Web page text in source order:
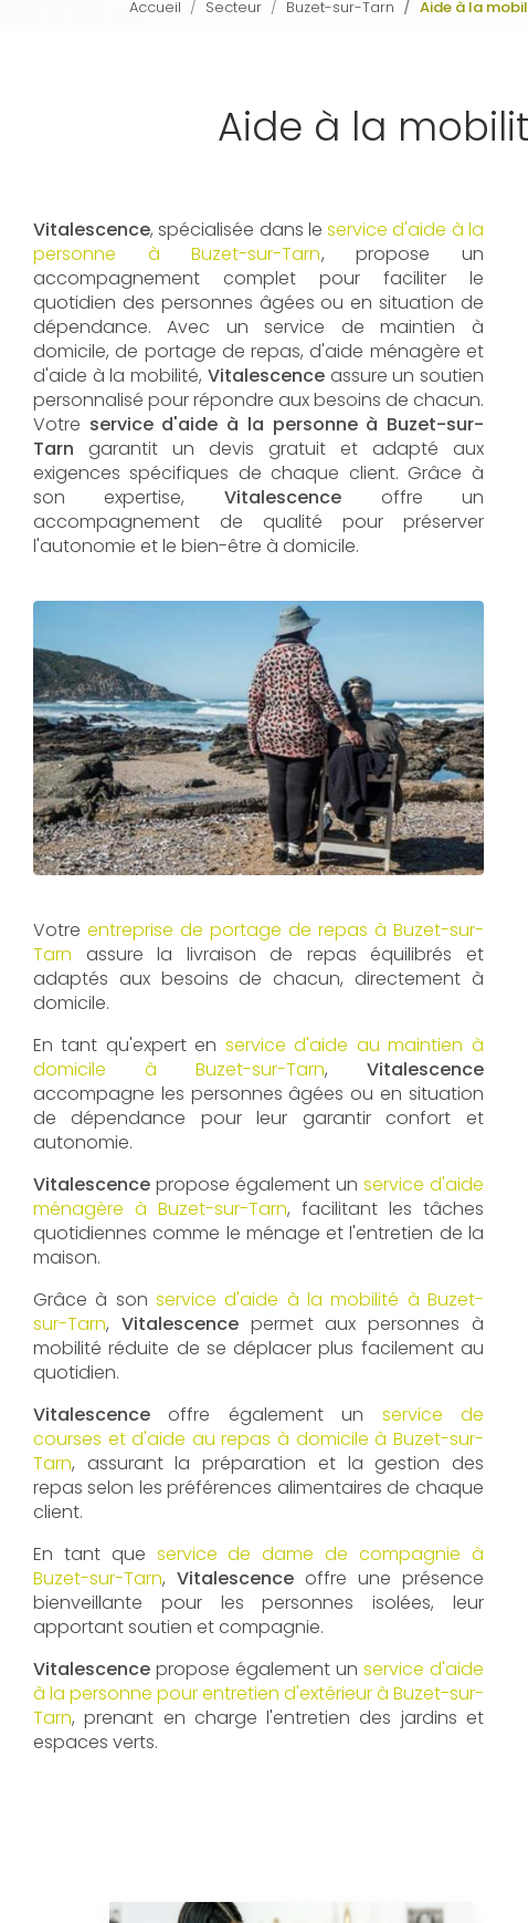
Accueil Secteur Buzet-sur-Tarn Aide à la
Aide à la
Vitalescence, spécialisée dans leservice d'aide à la
personne à Buzet-sur-Tarn, propose un
accompagnement complet pour faciliter le
quotidien des personnes âgées ou en situation de
dépendance. Avec un service de maintien à
domicile, de portage de repas, d'aide ménagère et
d'aide à la mobilité, Vitalescence assure un soutien
personnalisé pour répondre aux besoins de chacun.
Votre service d'aide à la personne à Buzet-sur-
Tarn garantit un devis gratuit et adapté aux
exigences spécifiques de chaque client. Grâce à
son expertise, Vitalescence offre un
accompagnement de qualité pour préserver
l'autonomie et le bien-être à domicile.
Votre entreprise de portage de repas à Buzet-sur-
Tarn assure la livraison de repas équilibrés et
adaptés aux besoins de chacun, directement à
domicile.
En tant qu'expert en service d'aide au maintien à
domicile à Buzet-sur-Tarn, Vitalescence
accompagne les personnes âgées ou en situation
de dépendance pour leur garantir confort et
autonomie.
Vitalescence propose également un service d'aide
ménagère à Buzet-sur-Tarn, facilitant les tâches
quotidiennes comme le ménage et l'entretien de la
maison.
Grâce à son service d'aide à la mobilité à Buzet-
sur-Tarn, Vitalescencepermet aux personnes à
mobilité réduite de se déplacer plus facilement au
quotidien.
Vitalescence offre également un service de
courses et d'aide au repas à domicile à Buzet-sur-
Tarn, assurant la préparation et la gestion des
repas selon les préférences alimentaires de chaque
client.
En tant que service de dame de compagnie à
Buzet-sur-Tarn, Vitalescence offre une présence
bienveillante pour les personnes isolées, leur
apportant soutien et compagnie.
Vitalescence propose également un service d'aide
à la personne pour entretien d'extérieur à Buzet-sur-
Tarn, prenant en charge l'entretien des jardins et
espaces verts.